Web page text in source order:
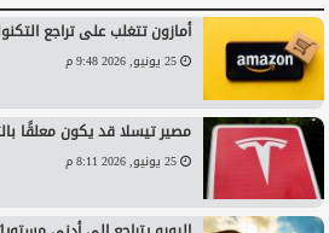
أمازون تتغلب على تراجع
25 يونيو, 2026 9:48 م
مصير تيسلا قد يكون معلقًا
25 يونيو, 2026 8:11 م